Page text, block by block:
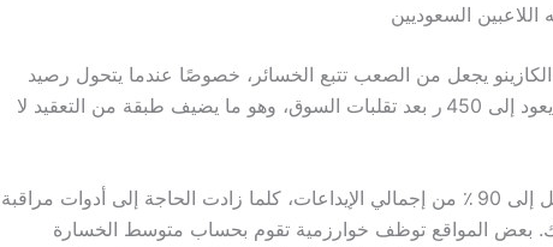
اللاعبين السعوديين
يجعل من الصعب تتبع الخسائر، خصوصًا عندما يتحول رصيد
500 ر إلى 0.03 BTC ثم يعود إلى 450 ر بعد تقلبات السوق، وهو ما يضيف طبقة من التعقيد لا
وكلما ارتفعت نسبة التحويل إلى 90 ٪ من إجمالي الإيداعات، كلما زادت الحاجة إلى أدوات مراقبة
بعض المواقع توظف خوارزمية تقوم بحساب متوسط الخسارة